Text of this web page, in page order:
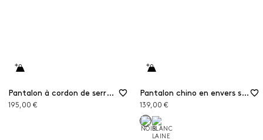
Pantalon à cordon de serrage
195,00 €
Pantalon chino en envers satin
139,00 €